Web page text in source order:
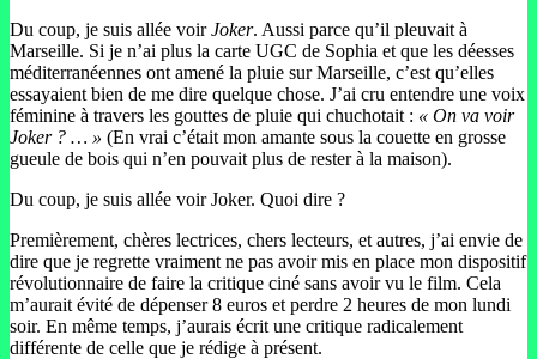
Du coup, je suis allée voirJoker. Aussi parce qu’il pleuvait à
Marseille. Si je n’ai plus la carte UGC de Sophia et que les déesses
méditerranéennes ont amené la pluie sur Marseille, c’est qu’elles
essayaient bien de me dire quelque chose. J’ai cru entendre une voix
féminine à travers les gouttes de pluie qui chuchotait : « On va voir
Joker ? … » (En vrai c’était mon amante sous la couette en grosse
gueule de bois qui n’en pouvait plus de rester à la maison).
Du coup, je suis allée voir Joker. Quoi dire ?
Premièrement, chères lectrices, chers lecteurs, et autres, j’ai envie de
dire que je regrette vraiment ne pas avoir mis en place mon dispositif
révolutionnaire de faire la critique ciné sans avoir vu le film. Cela
m’aurait évité de dépenser 8 euros et perdre 2 heures de mon lundi
soir. En même temps, j’aurais écrit une critique radicalement
différente de celle que je rédige à présent.